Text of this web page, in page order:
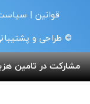
قوانین |
© طراحی و
مشارکت در تامین هزینه